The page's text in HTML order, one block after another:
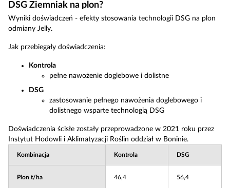
DSG Ziemniak na plon?
Wyniki doświadczeń - efekty stosowania technologii DSG na plon
odmiany Jelly.
Jak przebiegały doświadczenia:
Kontrola
pełne nawożenie doglebowe i dolistne
DSG
zastosowanie pełnego nawożenia doglebowego i
dolistnego wsparte technologią DSG
Doświadczenia ścisłe zostały przeprowadzone w 2021 roku przez
Instytut Hodowli i Aklimatyzacji Roślin oddział w Boninie.
Kombinacja Kontrola DSG
Plon t/ha 46,4 56,4